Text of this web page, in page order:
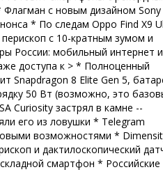
с новым дизайном Sony
* По следам Oppo Find X9
с 10-кратным зумом и
России: мобильный интернет и
доступа к > * Полноценный
Snapdragon 8 Elite Gen 5,
50 Вт (возможно, это
Curiosity застрял в камне --
его из ловушки * Telegram
возможностями *
и дактилоскопический
смартфон * Российские